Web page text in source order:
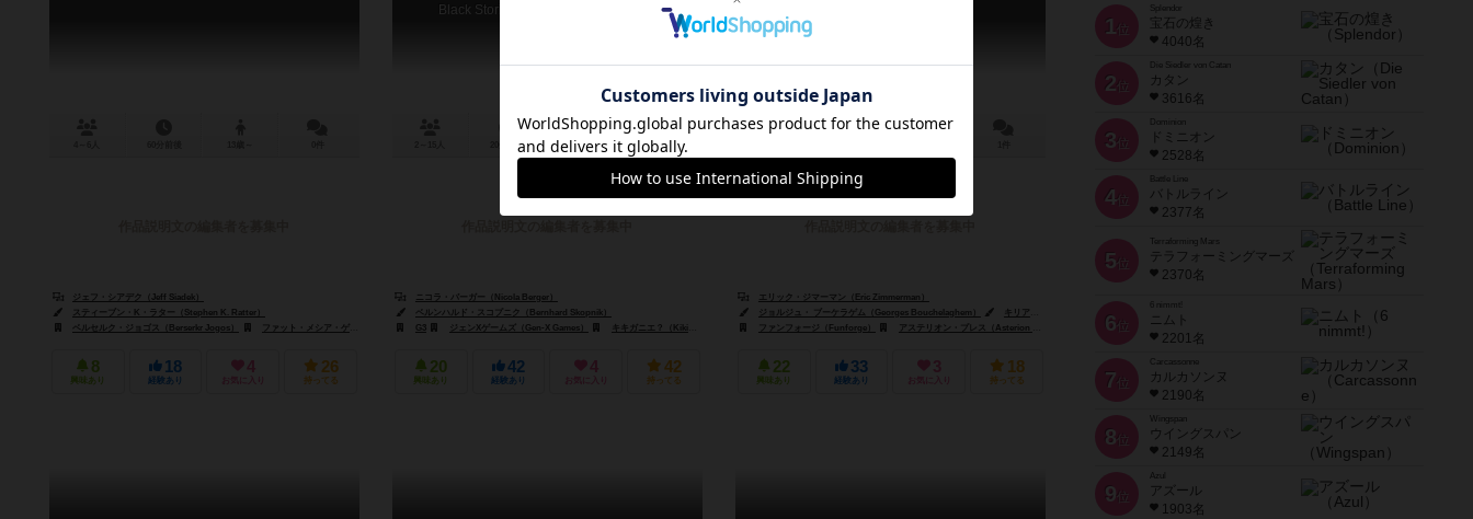
ジェフ・シアデク（Jeff Siadek）
スティーブン・K・ラター（Stephen K. Ratter）
ベルセルク・ジョゴス（Berserkr Jogos）
ファット・メシア・ゲームズ（Fat Messiah Games） ジェンXゲームズ（Gen-X Games）
8
興味あり
18
経験あり
4
お気に入り
26
持ってる
Black Stories: Sex and Crime Edition
20分前後 17歳～ 1件
ニコラ・バーガー（Nicola Berger）
ベルンハルド・スコプニク（Bernhard Skopnik）
G3
ジェンXゲームズ（Gen-X Games） キキガニエ？（Kikigagne?）
20
興味あり
42
経験あり
4
お気に入り
42
持ってる
エリック・ジマーマン（Eric Zimmerman）
ジョルジュ・ ブーケラゲム（Georges Bouchelaghem）
キリアン・ヤナー（Kieran Yanner）
ファンフォージ（Funforge）
アステリオン・プレス（Asterion Press） ジェンXゲームズ（Gen-X Games）
22
興味あり
33
経験あり
3
お気に入り
18
持ってる
1 位
宝石の煌き
4040名
2 位
Die Siedler von Catan
カタン
3616名
3 位
ドミニオン
2528名
4位
Battle Line
バトルライン
2377名
5 位
Terraforming Mars
テラフォーミングマーズ
2370名
6 位
ニムト
2201名
7 位
Carcassonne
カルカソンヌ
2190名
8 位
Wingspan
ウイングスパン
2149名
9 位
Azul
アズール
1903名